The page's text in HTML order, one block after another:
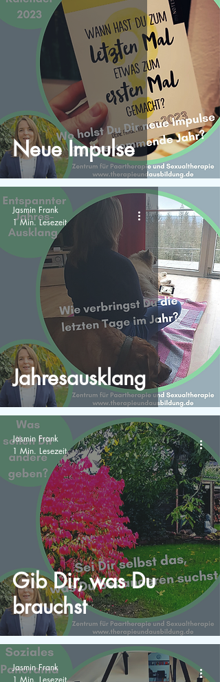
Neue Impulse
Jahresausklang
Jasmin Frank
1 Min. Lesezeit
Gib Dir, was Du
brauchst
Jasmin Frank
1 Min. Lesezeit
Jasmin Frank
1 Min. Lesezeit